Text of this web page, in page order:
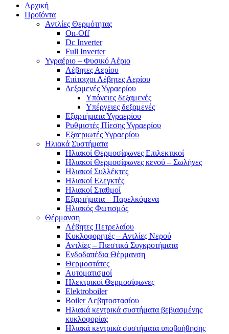
Αρχική
Προϊόντα
Αντλίες Θερμότητας
On-Off
Dc Inverter
Full Inverter
Υγραέριο – Φυσικό Αέριο
Λέβητες Αερίου
Επίτοιχοι Λέβητες Αερίου
Δεξαμενές Υγραερίου
Υπόγειες δεξαμενές
Υπέργειες δεξαμενές
Εξαρτήματα Υγραερίου
Ρυθμιστές Πίεσης Υγραερίου
Εξαεριωτές Υγραερίου
Ηλιακά Συστήματα
Ηλιακοί Θερμοσίφωνες Επιλεκτικοί
Ηλιακοί Θερμοσίφωνες κενού – Σωλήνες
Ηλιακοί Συλλέκτες
Ηλιακοί Ελεγκτές
Ηλιακοί Σταθμοί
Εξαρτήματα – Παρελκόμενα
Ηλιακός Φωτισμός
Θέρμανση
Λέβητες Πετρελαίου
Κυκλοφορητές – Αντλίες Νερού
Αντλίες – Πιεστικά Συγκροτήματα
Ενδοδαπέδια Θέρμανση
Θερμοστάτες
Αυτοματισμοί
Ηλεκτρικοί Θερμοσίφωνες
Elektroboiler
Boiler Λεβητοστασίου
Ηλιακά κεντρικά συστήματα βεβιασμένης
κυκλοφορίας
Ηλιακά κεντρικά συστήματα υποβοήθησης